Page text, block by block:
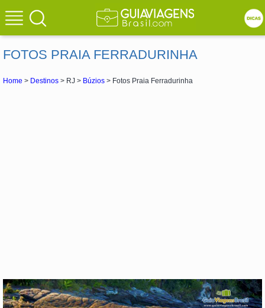
FOTOS PRAIA FERRADURINHA
Home > Destinos > RJ > Búzios > Fotos Praia Ferradurinha